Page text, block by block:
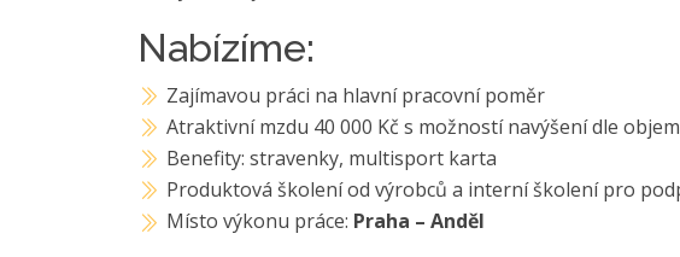
Nabízíme:
Zajímavou práci na hlavní pracovní poměr
Atraktivní mzdu 40 000 Kč s možností navýšení dle
Benefity: stravenky, multisport karta
Produktová školení od výrobců a interní školení pro
Místo výkonu práce: Praha – Anděl